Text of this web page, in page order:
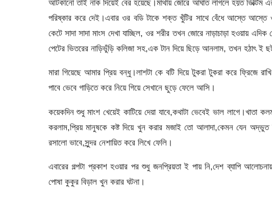
আটকানো তাই নাক দিয়েই বের হয়েছে।মাথায় জোরে আঘাত লাগলে হয়ত
পরিষ্কার করে দেই।এবার ওর বডি টাকে শক্ত খুঁটির সাথে বেঁধে আস্তে আস্তে
কেটে সাদা সাদা মাংস দেখা যাচ্ছিল, ওর শরীর তখন জোরে নাড়াচাড়া হওয়ায়
পেটের ভিতরের নাড়িভুঁড়ি কলিজা সহ,এক টান দিয়ে ছিড়ে আনলাম, তখন হঠাৎ
মারা গিয়েছে আমার প্রিয় বন্ধু।লাশটা কে বটি দিয়ে টুকরা টুকরা করে ফ্রিজে
পাবে ভেবে গাড়িতে করে নিয়ে গিয়ে সেখানে ছুড়ে ফেলে আসি।
কয়েকদিন শুধু মাংশ খেয়েই কাটিয়ে দেয়া যাবে,কথাটা ভেবেই ভাল লাগে।খাতা
করলাম,প্রিয় মানুষকে কষ্ট দিয়ে খুন করার মজাই তো আলাদা,কেমন যেন
রসালো ভাবে,সুন্দর নেশায়িত করে লিখে ফেলি।
এবারের গল্পটা প্রকাশ হওয়ার পর শুধু জনপ্রিয়তা ই পায় নি,দেশ ব্যাপি
পোষা কুকুর বিড়াল খুন করার ঘটনা।